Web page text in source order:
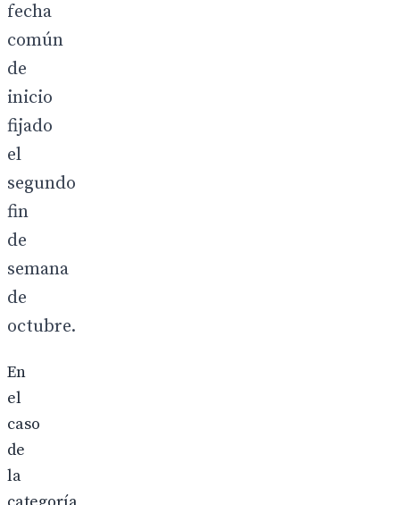
fecha
común
de
inicio
fijado
el
segundo
fin
de
semana
de
octubre.
En
el
caso
de
la